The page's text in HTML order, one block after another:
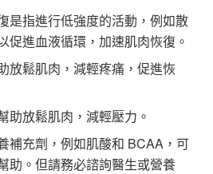
是指進行低強度的活動，例如散
促進血液循環，加速肌肉恢復。
放鬆肌肉，減輕疼痛，促進恢
助放鬆肌肉，減輕壓力。
補充劑，例如肌酸和 BCAA，可
助。但請務必諮詢醫生或營養